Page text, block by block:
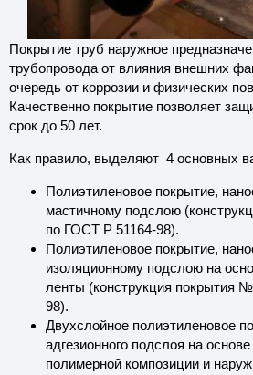
гидроизоляционная
бутилкаучуковая
теплоизоляционная
ремонтная
изоляционная
герметизирующая
каучуко-битумная
битумно-полимерный
очистка труб
клининг
Покрытие труб наружное
трубопровода от влияния внешних
очередь от коррозии и физических
Качественно покрытие позволяет
срок до 50 лет.
Как правило, выделяют 4 основных
Полиэтиленовое покрытие,
мастичному подслою
по ГОСТ Р 51164-98).
Полиэтиленовое покрытие,
изоляционному подслою на
ленты (конструкция покрытия
98).
Двухслойное полиэтиленовое
адгезионного подслоя на
полимерной композиции и